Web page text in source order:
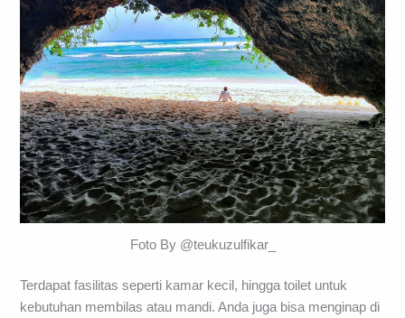
Foto By @teukuzulfikar_
Terdapat fasilitas seperti kamar kecil, hingga toilet untuk
kebutuhan membilas atau mandi. Anda juga bisa menginap di